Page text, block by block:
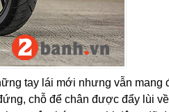
tay lái mới nhưng vẫn mang
chỗ để chân được đẩy lùi